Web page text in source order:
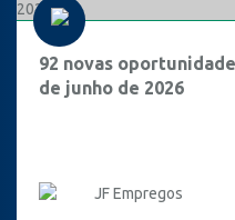
92 novas
de junho de 2026
JF Empregos